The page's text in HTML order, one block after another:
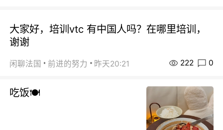
大家好，培训vtc 有中国人吗？在哪里培训，
谢谢
闲聊法国 前进的努力 昨天20:21 222 0
吃饭🍽️